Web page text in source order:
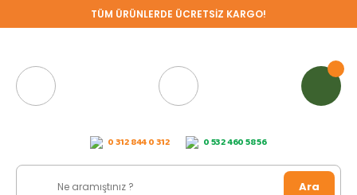
TÜM ÜRÜNLERDE ÜCRETSİZ KARGO!
0 312 844 0 312 0 532 460 58 56
Ara